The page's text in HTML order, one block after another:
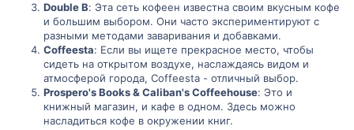
Double B: Эта сеть кофеен известна своим вкусным кофе
и большим выбором. Они часто экспериментируют с
разными методами заваривания и добавками.
Coffeesta: Если вы ищете прекрасное место, чтобы
сидеть на открытом воздухе, наслаждаясь видом и
атмосферой города, Coffeesta - отличный выбор.
Prospero's Books & Caliban's Coffeehouse: Это и
книжный магазин, и кафе в одном. Здесь можно
насладиться кофе в окружении книг.